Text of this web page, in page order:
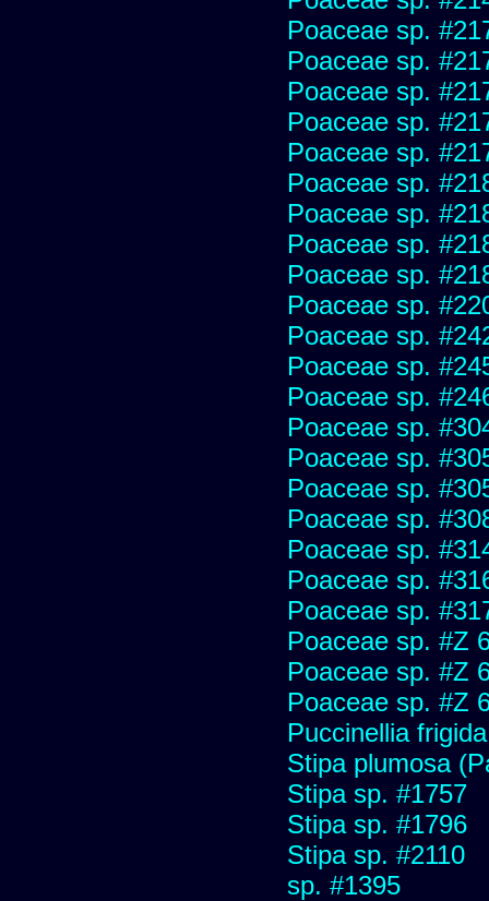
Poaceae sp.
Poaceae sp.
Poaceae sp.
Poaceae sp.
Poaceae sp.
Poaceae sp.
Poaceae sp.
Poaceae sp.
Poaceae sp.
Poaceae sp.
Poaceae sp.
Poaceae sp.
Poaceae sp.
Poaceae sp.
Poaceae sp.
Poaceae sp.
Poaceae sp.
Poaceae sp.
Poaceae sp.
Poaceae sp.
Poaceae sp. #Z
Poaceae sp. #Z
Poaceae sp. #Z
Puccinellia frigida
Stipa plumosa
Stipa sp. #1757
Stipa sp. #1796
Stipa sp. #2110
sp. #1395